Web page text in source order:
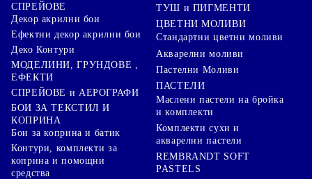
СПРЕЙОВЕ
Декор акрилни бои
Ефектни декор акрилни бои
Деко Контури
МОДЕЛИНИ, ГРУНДОВЕ ,
ЕФЕКТИ
СПРЕЙОВЕ и АЕРОГРАФИ
БОИ ЗА ТЕКСТИЛ И
КОПРИНА
Бои за коприна и батик
Контури, комплекти за
коприна и помощни
средства
ТУШ и ПИГМЕНТИ
ЦВЕТНИ МОЛИВИ
Стандартни цветни моливи
Акварелни моливи
Пастелни Моливи
ПАСТЕЛИ
Маслени пастели на бройка
и комплекти
Комплекти сухи и
акварелни пастели
REMBRANDT SOFT
PASTELS